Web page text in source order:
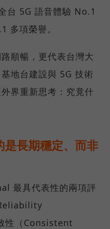
台 5G 語音體驗 No.1
多項榮譽。
順暢，更代表台灣大
地台建設與 5G 技術
界重新思考：究竟什
長期穩定、而非
最具代表性的兩項評
性（Consistent